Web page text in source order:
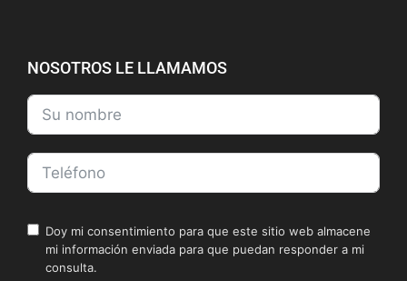
NOSOTROS LE LLAMAMOS
Doy mi consentimiento para que este sitio web almacene
mi información enviada para que puedan responder a mi
consulta.